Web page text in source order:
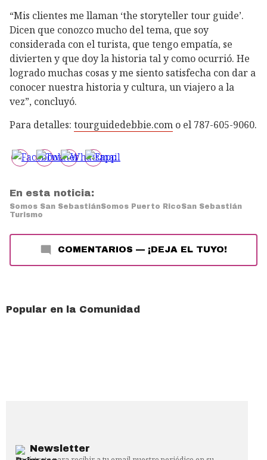
“Mis clientes me llaman ‘the storyteller tour guide’.
Dicen que conozco mucho del tema, que soy
considerada con el turista, que tengo empatía, se
divierten y que doy la historia tal y como ocurrió. He
logrado muchas cosas y me siento satisfecha con dar a
conocer nuestra historia y cultura, un viajero a la
vez”, concluyó.
Para detalles: tourguidedebbie.com o el 787-605-9060.
En esta noticia:
Somos San SebastiánSomos Puerto RicoSan Sebastián
Turismo
COMENTARIOS — ¡DEJA EL TUYO!
Popular en la Comunidad
Newsletter